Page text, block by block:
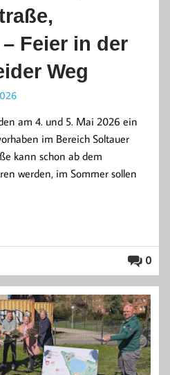
Feier in der
Weg
am 4. und 5. Mai 2026 ein
im Bereich Soltauer
kann schon ab dem
werden, im Sommer sollen
0